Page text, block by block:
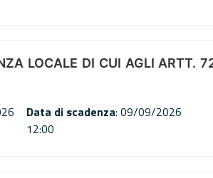
LOCALE DI CUI AGLI ARTT.
Data di scadenza: 09/09/2026
12:00